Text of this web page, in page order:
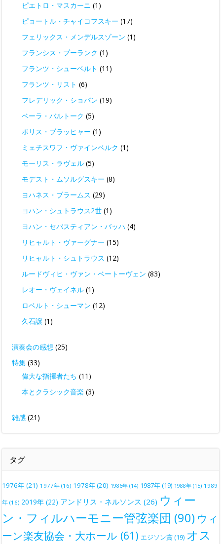
ピエトロ・マスカーニ (1)
ピョートル・チャイコフスキー (17)
フェリックス・メンデルスゾーン (1)
フランシス・プーランク (1)
フランツ・シューベルト (11)
フランツ・リスト (6)
フレデリック・ショパン (19)
ベーラ・バルトーク (5)
ボリス・ブラッヒャー (1)
ミェチスワフ・ヴァインベルク (1)
モーリス・ラヴェル (5)
モデスト・ムソルグスキー (8)
ヨハネス・ブラームス (29)
ヨハン・シュトラウス2世 (1)
ヨハン・セバスティアン・バッハ (4)
リヒャルト・ヴァーグナー (15)
リヒャルト・シュトラウス (12)
ルードヴィヒ・ヴァン・ベートーヴェン (83)
レオー・ヴェイネル (1)
ロベルト・シューマン (12)
久石譲 (1)
演奏会の感想 (25)
特集 (33)
偉大な指揮者たち (11)
本とクラシック音楽 (3)
雑感 (21)
タグ
1976年 (21) 1977年 (16) 1978年(20) 1986年 (14) 1987年(19) 1988年 (15) 1989
年 (16) 2019年 (22) アンドリス・ネルソンス (26) ウィー
ン・フィルハーモニー管弦楽団 (90) ウィ
ーン楽友協会・大ホール (61) エジソン賞(19) オス